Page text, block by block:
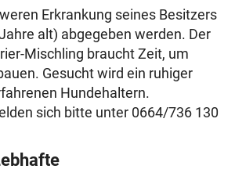
Erkrankung seines Besitzers
alt) abgegeben werden. Der
Mischling braucht Zeit, um
Gesucht wird ein ruhiger
Hundehaltern.
sich bitte unter 0664/736 130